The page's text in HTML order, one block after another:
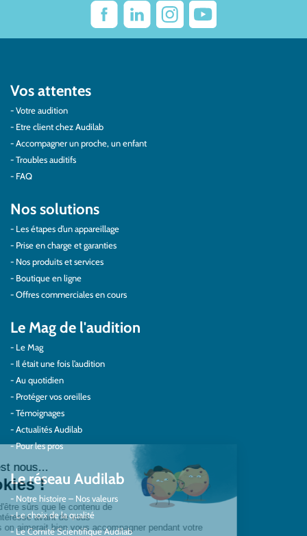
Vos attentes
Votre audition
Etre client chez Audilab
Accompagner un proche, un enfant
Troubles auditifs
FAQ
Nos solutions
Les étapes d’un appareillage
Prise en charge et garanties
Nos produits et services
Boutique en ligne
Offres commerciales en cours
Le Mag de l'audition
Le Mag
Il était une fois l’audition
Au quotidien
Protéger vos oreilles
Témoignages
Actualités Audilab
Pour les pros
Le réseau Audilab
Notre histoire – Nos valeurs
Le choix de la qualité
Le Comité Scientifique Audilab